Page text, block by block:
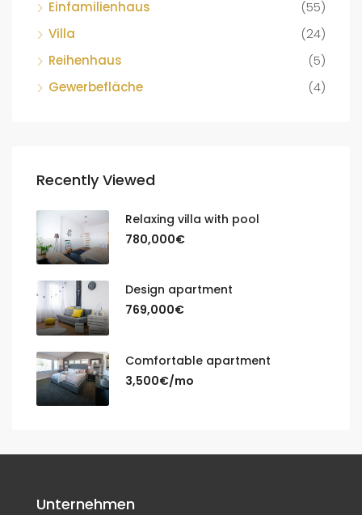
Einfamilienhaus
(55)
Villa
(24)
Reihenhaus
(5)
Gewerbefläche
(4)
Recently Viewed
Relaxing villa with pool
780,000€
Design apartment
769,000€
Comfortable apartment
3,500€/mo
Unternehmen